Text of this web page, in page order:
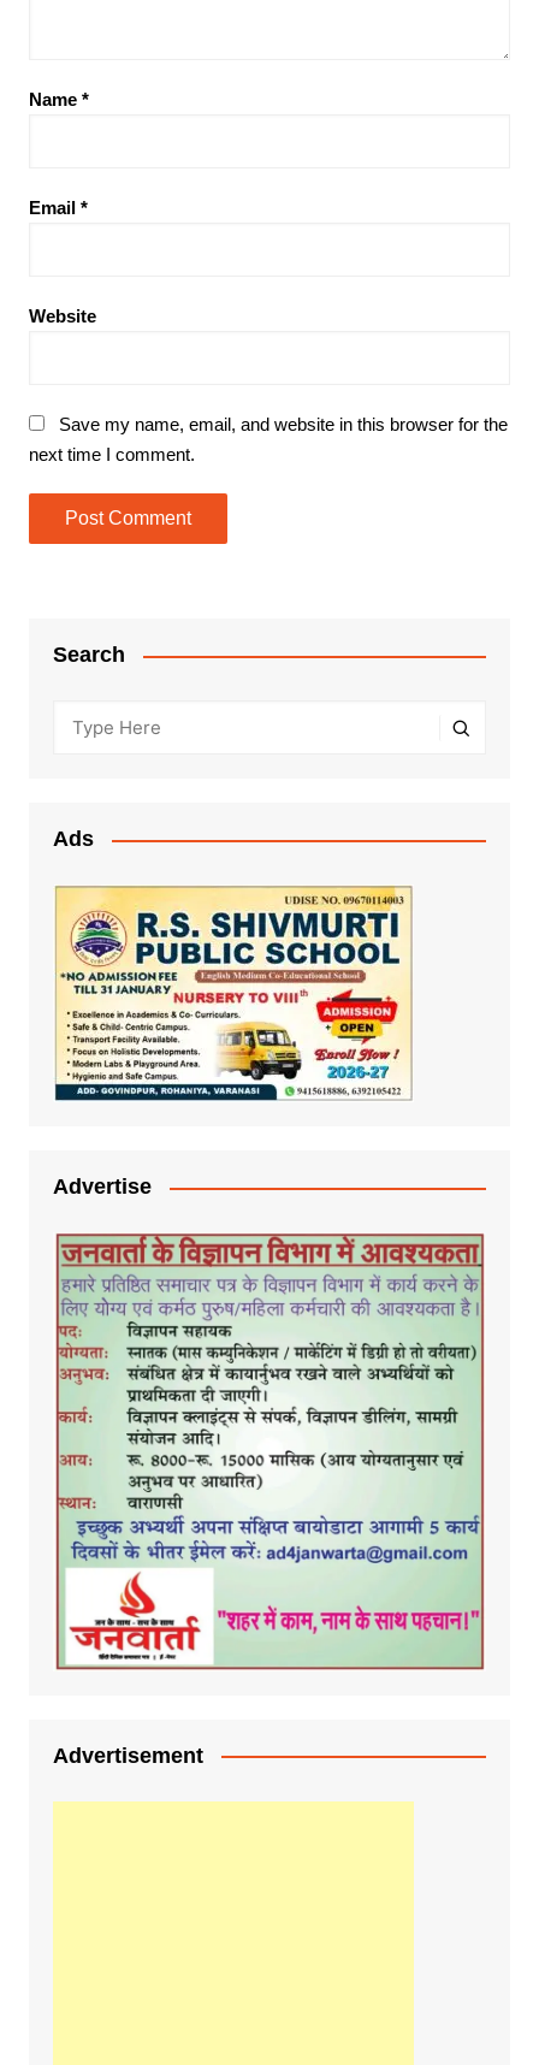
Name *
Email *
Website
Save my name, email, and website in this browser for the
next time I comment.
Search
Ads
Advertise
Advertisement